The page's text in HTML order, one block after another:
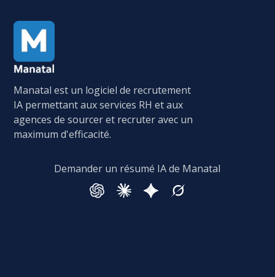
Manatal est un logiciel de recrutement
IA permettant aux services RH et aux
agences de sourcer et recruter avec un
maximum d'efficacité.
Demander un résumé IA de Manatal